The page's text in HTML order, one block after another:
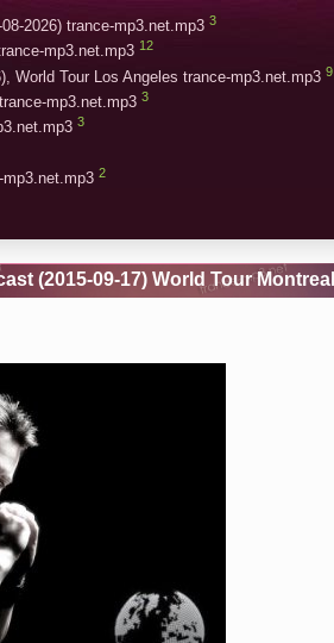
2026) trance-mp3.net.mp3 3
mp3.net.mp3 12
World Tour Los Angeles trance-mp3.net.mp3 9
mp3.net.mp3 3
3
2
(2015-09-17) World Tour Montreal